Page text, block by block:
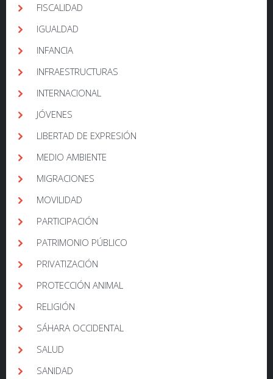
FISCALIDAD
IGUALDAD
INFANCIA
INFRAESTRUCTURAS
INTERNACIONAL
JÓVENES
LIBERTAD DE EXPRESIÓN
MEDIO AMBIENTE
MIGRACIONES
MOVILIDAD
PARTICIPACIÓN
PATRIMONIO PÚBLICO
PRIVATIZACIÓN
PROTECCIÓN ANIMAL
RELIGIÓN
SÁHARA OCCIDENTAL
SALUD
SANIDAD